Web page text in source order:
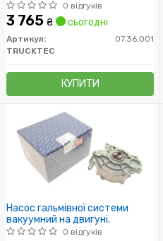
0 відгуків
3 765 ₴ сьогодні
Артикул:
07.36.001
TRUCKTEC
КУПИТИ
Насос гальмівної системи
вакуумний на двигуні.
0 відгуків